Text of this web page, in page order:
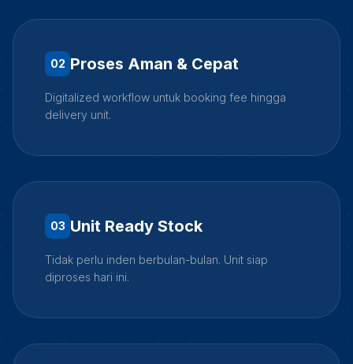
02 Proses Aman & Cepat
Digitalized workflow untuk booking fee hingga
delivery unit.
03 Unit Ready Stock
Tidak perlu inden berbulan-bulan. Unit siap
diproses hari ini.